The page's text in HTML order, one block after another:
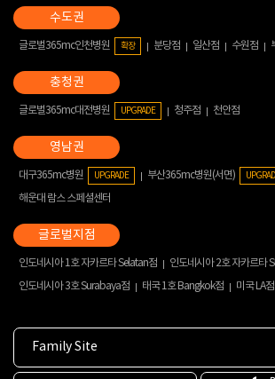
글로벌365mc인천병원 확장 분당점 일산점 수원점
글로벌365mc대전병원 UPGRADE 청주점 천안점
대구365mc병원 UPGRADE 부산365mc병원(서면)
해운대 람스 스페셜센터
인도네시아 1호 자카르타 Selatan점
인도네시아 2호 자카르타
인도네시아 3호 Surabaya점
태국 1호 Bangkok점 미국 LA점
Family Site